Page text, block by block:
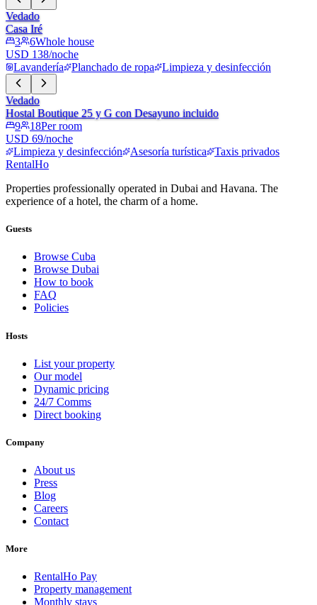
Vedado
Casa Iré
3
6Whole house
USD 138/noche
Lavandería
Planchado de ropa Limpieza y desinfección
Vedado
Hostal Boutique 25 y G con Desayuno incluido
9
18Per room
USD 69/noche
Limpieza y desinfección
Asesoría turística
Taxis privados
RentalHo
Properties professionally operated in Dubai and Havana. The
experience of a hotel, the charm of a home.
Guests
Browse Cuba
Browse Dubai
How to book
FAQ
Policies
Hosts
List your property
Our model
Dynamic pricing
24/7 Comms
Direct booking
Company
About us
Press
Blog
Careers
Contact
More
RentalHo Pay
Property management
Monthly stays